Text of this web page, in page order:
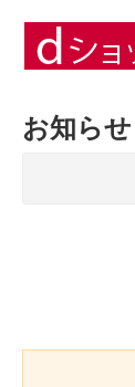
お知らせ